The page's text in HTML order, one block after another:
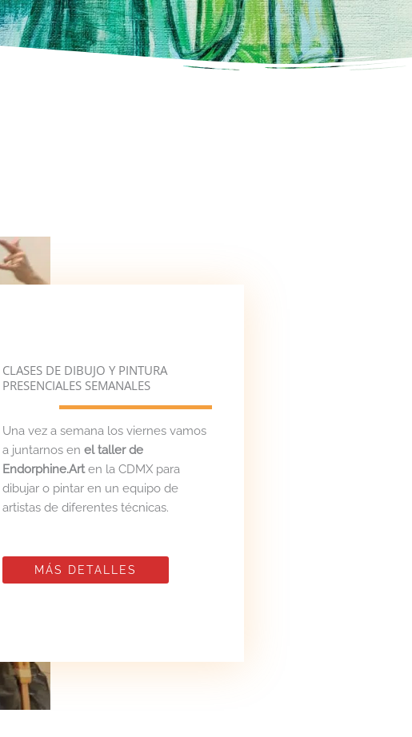
CLASES DE DIBUJO Y PINTURA
PRESENCIALES SEMANALES
Una vez a semana los viernes vamos
a juntarnos enel taller de
Endorphine.Arten la CDMX para
dibujar o pintar en un equipo de
artistas de diferentes técnicas.
MÁS DETALLES